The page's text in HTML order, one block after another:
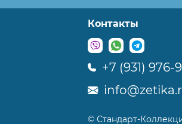
Контакты
+7 (931) 976-
© Стандарт-